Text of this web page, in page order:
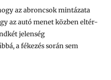
az abroncsok mintázata
az autó menet közben eltér-
jelenség
a fékezés során sem